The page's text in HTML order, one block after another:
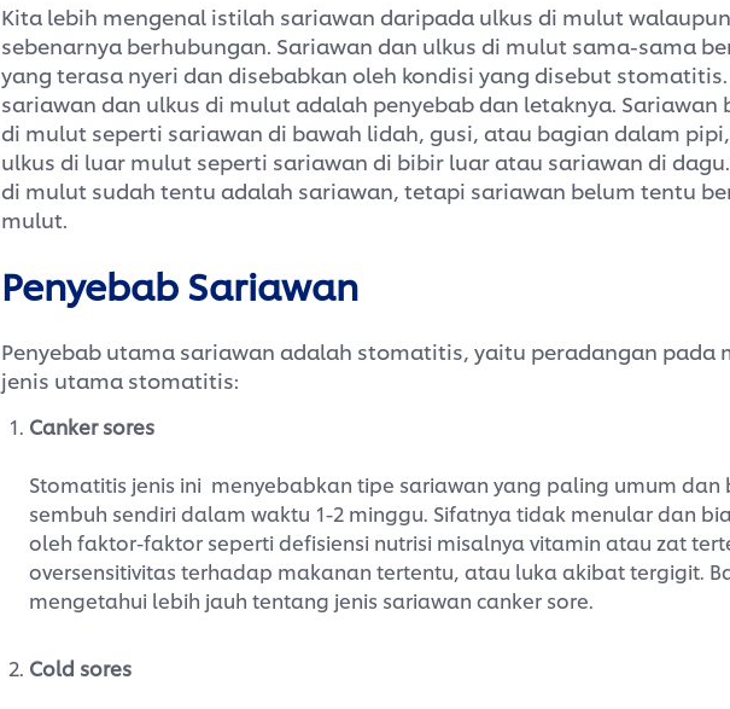
Kita lebih mengenal istilah sariawan daripada ulkus di mulut
sebenarnya berhubungan. Sariawan dan ulkus di mulut sama-sama
yang terasa nyeri dan disebabkan oleh kondisi yang disebut
sariawan dan ulkus di mulut adalah penyebab dan letaknya. Sariawan
di mulut seperti sariawan di bawah lidah, gusi, atau bagian dalam
ulkus di luar mulut seperti sariawan di bibir luar atau sariawan di
di mulut sudah tentu adalah sariawan, tetapi sariawan belum tentu
mulut.
Penyebab Sariawan
Penyebab utama sariawan adalah stomatitis, yaitu peradangan pada
jenis utama stomatitis:
Canker sores
Stomatitis jenis ini menyebabkan tipe sariawan yang paling umum dan
sembuh sendiri dalam waktu 1-2 minggu. Sifatnya tidak menular dan
oleh faktor-faktor seperti defisiensi nutrisi misalnya vitamin atau zat
oversensitivitas terhadap makanan tertentu, atau luka akibat tergigit.
mengetahui lebih jauh tentang jenis sariawan canker sore.
Cold sores